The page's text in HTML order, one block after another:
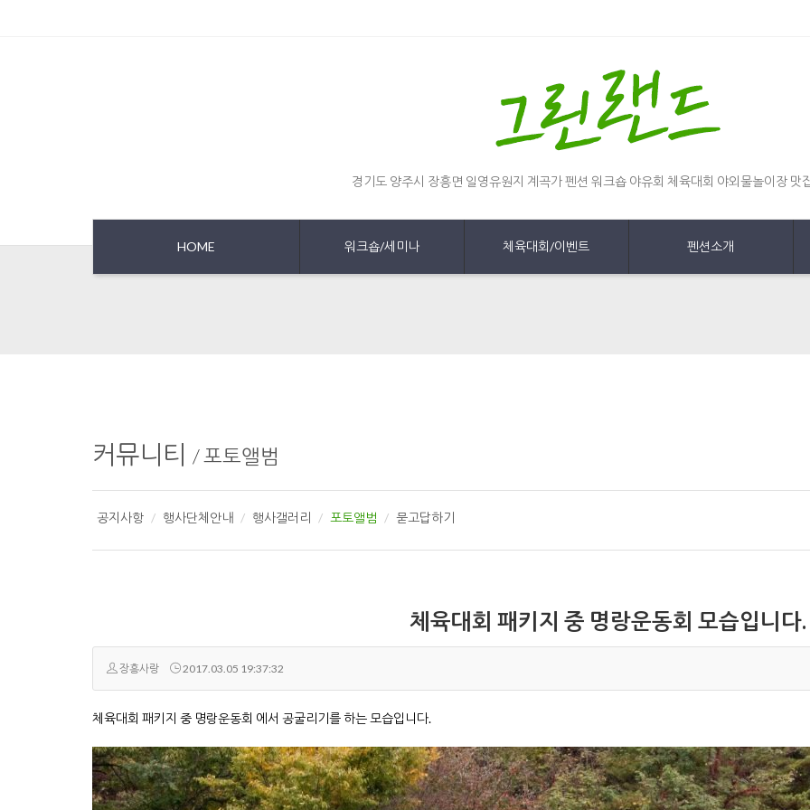
경기도 양주시 장흥면 일영유원지 계곡가 펜션 워크숍 야유회 체육대회 야외물놀이장 맛
HOME 워크숍/세미나 체육대회/이벤트 펜션소개
커뮤니티 /포토앨범
공지사항 행사단체안내 행사갤러리 포토앨범 묻고답하기
체육대회 패키지 중 명랑운동회 모습입니다.
장흥사랑 2017.03.05 19:37:32
체육대회 패키지 중 명랑운동회 에서 공굴리기를 하는 모습입니다.